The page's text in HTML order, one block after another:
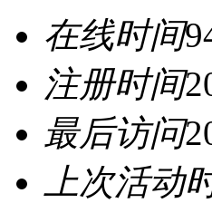
在线时间
注册时间
最后访问
上次活动